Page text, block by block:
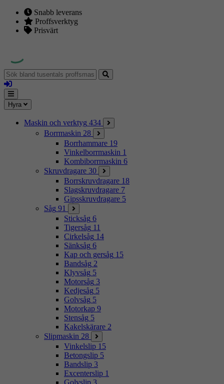
Snabb leverans
Proffsverktyg
Prisvärt
Sök
bland
tusentals
proffsmaskiner
Logga
in
Mina
sidor
Meny
Hyra
Maskin och verktyg 434
Borrmaskin 28
Borrhammare 19
Vinkelborrmaskin 1
Kombiborrmaskin 6
Skruvdragare 30
Borrskruvdragare 18
Slagskruvdragare 7
Gipsskruvdragare 5
Såg 91
Sticksåg 6
Tigersåg 11
Cirkelsåg 14
Sänksåg 6
Kap och gersåg 15
Bandsåg 2
Klyvsåg 5
Motorsåg 3
Kedjesåg 5
Golvsåg 5
Motorkap 9
Stensåg 5
Kakelskärare 2
Slipmaskin 28
Vinkelslip 15
Betongslip 5
Bandslip 3
Excenterslip 1
Golvslip 3